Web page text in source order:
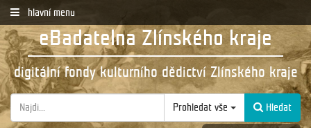
hlavní menu
eBadatelna Zlínského kraje
digitální fondy kulturního dědictví Zlínského kraje
Prohledat vše Hledat